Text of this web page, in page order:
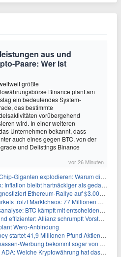
aus und
Paare: Wer ist
größte
Binance plant am
ein bedeutendes System-
das bestimmte
vorübergehend
wird. In einer weiteren
Unternehmen bekannt, dass
auch eines gegen BTC, von der
und Delistings Binance
vor 26 Minuten
explodieren: Warum dieser Rekord-Tag die KI-Branche erschüttert
bleibt hartnäckiger als gedacht – 2027 wird zum kritischen Test
Rallye auf $3.000 nach entscheidendem On-Chain-Ausbruch
Marktchaos: 77 Millionen Pfund Gewinn im ersten Halbjahr
mit entscheidender $65K-Hürde, während sich ein Liquidationscluster aufbaut
Allianz schrumpft Vorstand auf 8 Köpfe – das steckt dahinter
Wero-Anbindung
Millionen Pfund Aktienrückkauf – was Anleger wissen müssen
Werbung bekommt sogar von der Konkurrenz Lob
Kryptowährung hat das größte Potenzial im nächsten Bullenmarkt?